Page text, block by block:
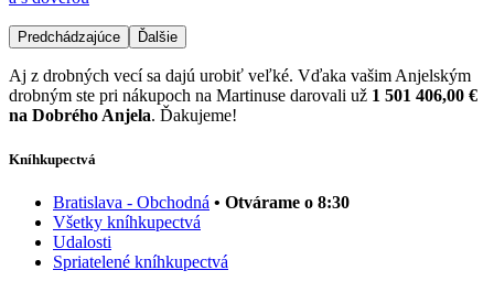
Predchádzajúce Ďalšie
Aj z drobných vecí sa dajú urobiť veľké. Vďaka vašim Anjelským
drobným ste pri nákupoch na Martinuse darovali už 1 501 406,00 €
na Dobrého Anjela. Ďakujeme!
Kníhkupectvá
Bratislava - Obchodná • Otvárame o 8:30
Všetky kníhkupectvá
Udalosti
Spriatelené kníhkupectvá